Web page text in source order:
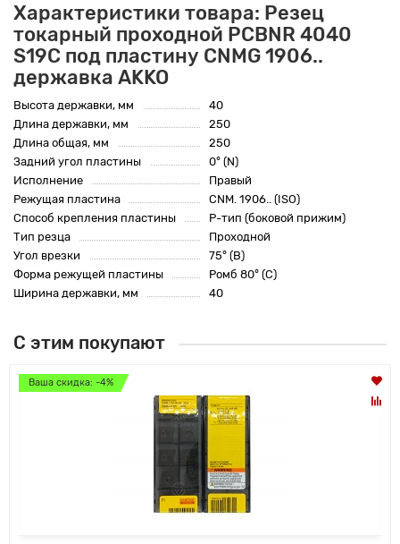
Характеристики товара: Резец
токарный проходной PCBNR 4040
S19C под пластину CNMG 1906..
державка AKKO
Высота державки, мм
40
Длина державки, мм
250
Длина общая, мм
250
Задний угол пластины
0° (N)
Исполнение
Правый
Режущая пластина
CNM. 1906.. (ISO)
Способ крепления пластины
P-тип (боковой прижим)
Тип резца
Проходной
Угол врезки
75° (B)
Форма режущей пластины
Ромб 80° (C)
Ширина державки, мм
40
С этим покупают
Ваша скидка: -4%